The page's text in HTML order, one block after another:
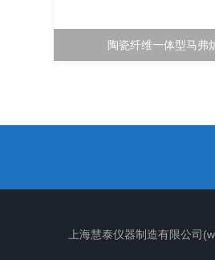
陶瓷纤维一体型马弗
上海慧泰仪器制造有限公司